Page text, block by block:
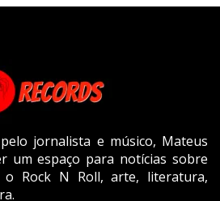
jornalista e músico, Mateus
um espaço para notícias sobre
o Rock N Roll, arte, literatura,